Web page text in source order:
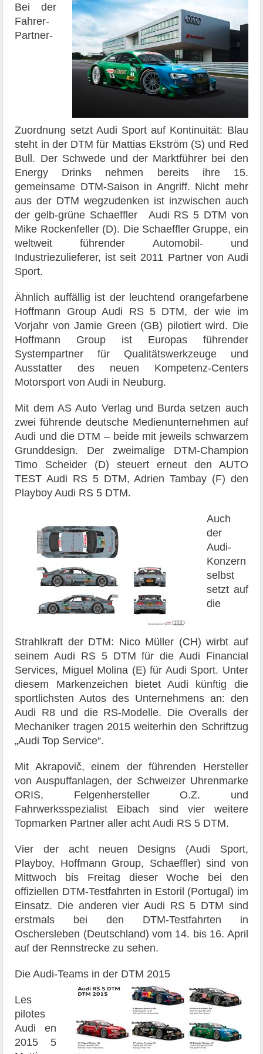
Bei der
Fahrer-
Partner-
Zuordnung setzt Audi Sport auf Kontinuität: Blau
steht in der DTM für Mattias Ekström (S) und Red
Bull. Der Schwede und der Marktführer bei den
Energy Drinks nehmen bereits ihre 15.
gemeinsame DTM-Saison in Angriff. Nicht mehr
aus der DTM wegzudenken ist inzwischen auch
der gelb-grüne Schaeffler Audi RS 5 DTM von
Mike Rockenfeller (D). Die Schaeffler Gruppe, ein
weltweit führender Automobil- und
Industriezulieferer, ist seit 2011 Partner von Audi
Sport.
Ähnlich auffällig ist der leuchtend orangefarbene
Hoffmann Group Audi RS 5 DTM, der wie im
Vorjahr von Jamie Green (GB) pilotiert wird. Die
Hoffmann Group ist Europas führender
Systempartner für Qualitätswerkzeuge und
Ausstatter des neuen Kompetenz-Centers
Motorsport von Audi in Neuburg.
Mit dem AS Auto Verlag und Burda setzen auch
zwei führende deutsche Medienunternehmen auf
Audi und die DTM – beide mit jeweils schwarzem
Grunddesign. Der zweimalige DTM-Champion
Timo Scheider (D) steuert erneut den AUTO
TEST Audi RS 5 DTM, Adrien Tambay (F) den
Playboy Audi RS 5 DTM.
Auch
der
Audi-
Konzern
selbst
setzt auf
die
Strahlkraft der DTM: Nico Müller (CH) wirbt auf
seinem Audi RS 5 DTM für die Audi Financial
Services, Miguel Molina (E) für Audi Sport. Unter
diesem Markenzeichen bietet Audi künftig die
sportlichsten Autos des Unternehmens an: den
Audi R8 und die RS-Modelle. Die Overalls der
Mechaniker tragen 2015 weiterhin den Schriftzug
„Audi Top Service“.
Mit Akrapovič, einem der führenden Hersteller
von Auspuffanlagen, der Schweizer Uhrenmarke
ORIS, Felgenhersteller O.Z. und
Fahrwerksspezialist Eibach sind vier weitere
Topmarken Partner aller acht Audi RS 5 DTM.
Vier der acht neuen Designs (Audi Sport,
Playboy, Hoffmann Group, Schaeffler) sind von
Mittwoch bis Freitag dieser Woche bei den
offiziellen DTM-Testfahrten in Estoril (Portugal) im
Einsatz. Die anderen vier Audi RS 5 DTM sind
erstmals bei den DTM-Testfahrten in
Oschersleben (Deutschland) vom 14. bis 16. April
auf der Rennstrecke zu sehen.
Die Audi-Teams in der DTM 2015
Les
pilotes
Audi en
2015 5